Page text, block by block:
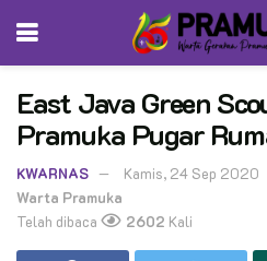
East Java Green
Pramuka Pugar
KWARNAS Kamis, 24 Sep 2020
Warta Pramuka
Telah dibaca
2602 Kali